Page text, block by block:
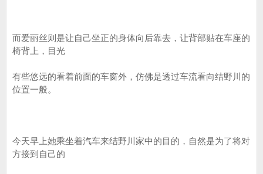
而爱丽丝则是让自己坐正的身体向后靠去，让背部贴在车座的
椅背上，目光
有些悠远的看着前面的车窗外，仿佛是透过车流看向结野川的
位置一般。
今天早上她乘坐着汽车来结野川家中的目的，自然是为了将对
方接到自己的